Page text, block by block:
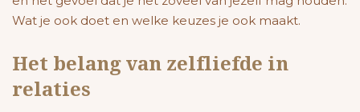
Wat je ook doet en welke keuzes je ook maakt.
Het belang van zelfliefde in
relaties